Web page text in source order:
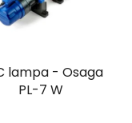
lampa - Osaga
PL-7 W